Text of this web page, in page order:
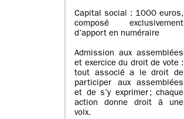
Capital social : 1000 euros,
composé exclusivement
d’apport en numéraire
Admission aux assemblées
et exercice du droit de vote :
tout associé a le droit de
participer aux assemblées
et de s’y exprimer ; chaque
action donne droit à une
voix.